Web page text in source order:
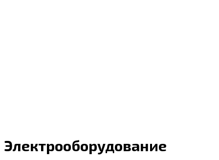
Электрооборудование